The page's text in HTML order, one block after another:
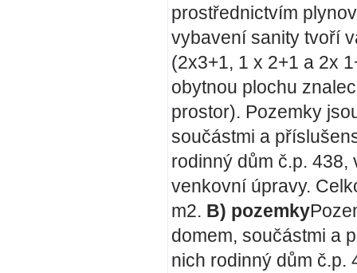
prostřednictvím
vybavení sanity tvoří
(2x3+1, 1 x 2+1 a 2x
obytnou plochu
prostor). Pozemky
součástmi a
rodinný dům č.p.
venkovní úpravy.
m2. B) pozemky
domem, součástmi a
nich rodinný dům č.p.